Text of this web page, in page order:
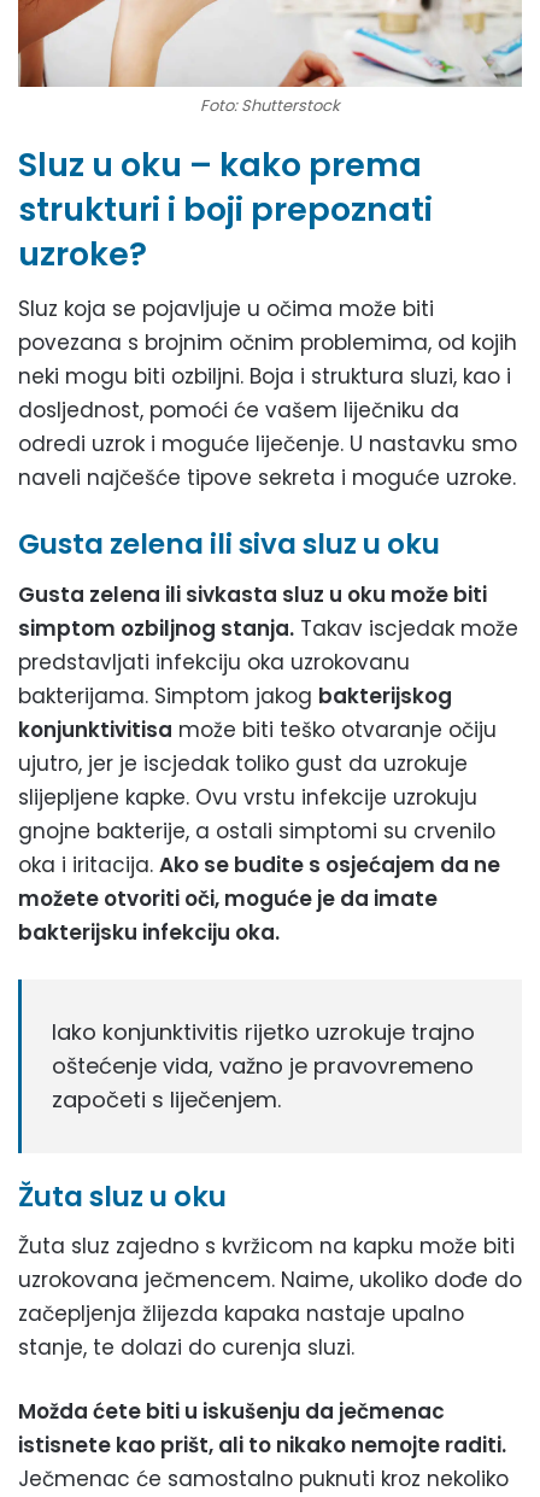
Foto: Shutterstock
Sluz u oku – kako prema
strukturi i boji prepoznati
uzroke?
Sluz koja se pojavljuje u očima može biti
povezana s brojnim očnim problemima, od kojih
neki mogu biti ozbiljni. Boja i struktura sluzi, kao i
dosljednost, pomoći će vašem liječniku da
odredi uzrok i moguće liječenje. U nastavku smo
naveli najčešće tipove sekreta i moguće uzroke.
Gusta zelena ili siva sluz u oku
Gusta zelena ili sivkasta sluz u oku može biti
simptom ozbiljnog stanja. Takav iscjedak može
predstavljati infekciju oka uzrokovanu
bakterijama. Simptom jakog bakterijskog
konjunktivitisa može biti teško otvaranje očiju
ujutro, jer je iscjedak toliko gust da uzrokuje
slijepljene kapke. Ovu vrstu infekcije uzrokuju
gnojne bakterije, a ostali simptomi su crvenilo
oka i iritacija. Ako se budite s osjećajem da ne
možete otvoriti oči, moguće je da imate
bakterijsku infekciju oka.
Iako konjunktivitis rijetko uzrokuje trajno
oštećenje vida, važno je pravovremeno
započeti s liječenjem.
Žuta sluz u oku
Žuta sluz zajedno s kvržicom na kapku može biti
uzrokovana ječmencem. Naime, ukoliko dođe do
začepljenja žlijezda kapaka nastaje upalno
stanje, te dolazi do curenja sluzi.
Možda ćete biti u iskušenju da ječmenac
istisnete kao prišt, ali to nikako nemojte raditi.
Ječmenac će samostalno puknuti kroz nekoliko